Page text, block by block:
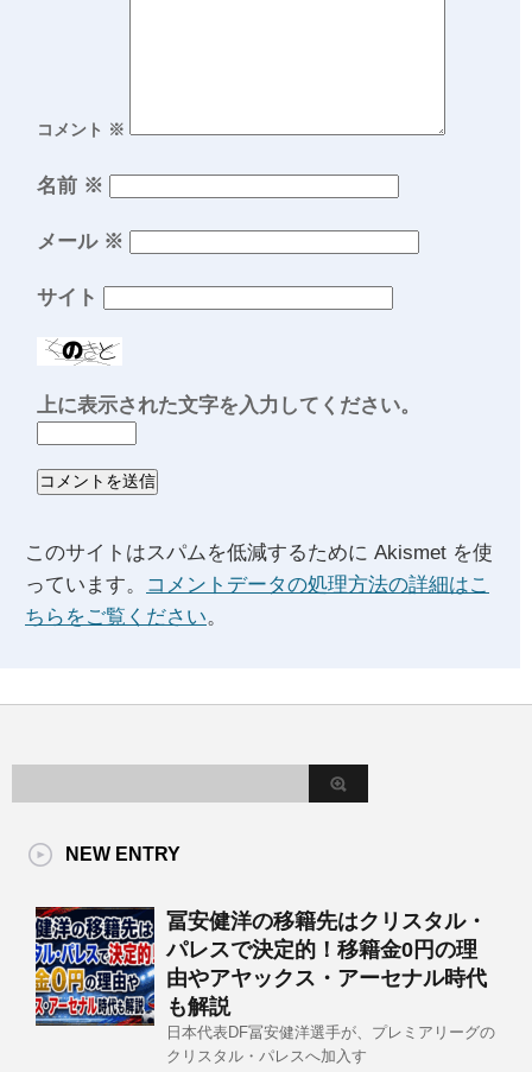
コメント ※
名前 ※
メール ※
サイト
上に表示された文字を入力してください。
このサイトはスパムを低減するために Akismet を使
っています。
コメントデータの処理方法の詳細はこ
ちらをご覧ください。
NEW ENTRY
冨安健洋の移籍先はクリスタル・
パレスで決定的！移籍金0円の理
由やアヤックス・アーセナル時代
も解説
日本代表DF冨安健洋選手が、プレミアリーグの
クリスタル・パレスへ加入す